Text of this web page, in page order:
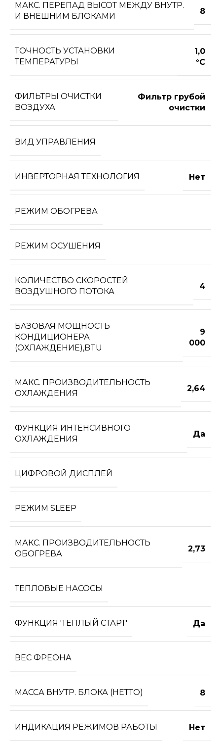
МАКС. ПЕРЕПАД ВЫСОТ МЕЖДУ ВНУТР.
И ВНЕШНИМ БЛОКАМИ
8
ТОЧНОСТЬ УСТАНОВКИ
ТЕМПЕРАТУРЫ
1,0
°С
ФИЛЬТРЫ ОЧИСТКИ
ВОЗДУХА
Фильтр грубой
очистки
ВИД УПРАВЛЕНИЯ
ИНВЕРТОРНАЯ ТЕХНОЛОГИЯ Нет
РЕЖИМ ОБОГРЕВА
РЕЖИМ ОСУШЕНИЯ
КОЛИЧЕСТВО СКОРОСТЕЙ
ВОЗДУШНОГО ПОТОКА
4
БАЗОВАЯ МОЩНОСТЬ
КОНДИЦИОНЕРА
(ОХЛАЖДЕНИЕ),BTU
9
000
МАКС. ПРОИЗВОДИТЕЛЬНОСТЬ
ОХЛАЖДЕНИЯ
2,64
ФУНКЦИЯ ИНТЕНСИВНОГО
ОХЛАЖДЕНИЯ
Да
ЦИФРОВОЙ ДИСПЛЕЙ
РЕЖИМ SLEEP
МАКС. ПРОИЗВОДИТЕЛЬНОСТЬ
ОБОГРЕВА
2,73
ТЕПЛОВЫЕ НАСОСЫ
ФУНКЦИЯ 'ТЕПЛЫЙ СТАРТ' Да
ВЕС ФРЕОНА
МАССА ВНУТР. БЛОКА (НЕТТО) 8
ИНДИКАЦИЯ РЕЖИМОВ РАБОТЫ Нет